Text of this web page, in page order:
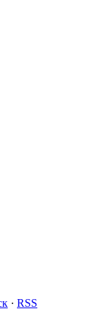
· RSS